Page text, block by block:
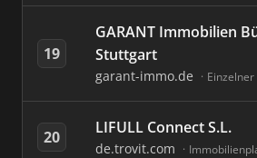
19
GARANT Immobilien
Stuttgart
garant-immo.de
20 LIFULL Connect S.L.
de.trovit.com